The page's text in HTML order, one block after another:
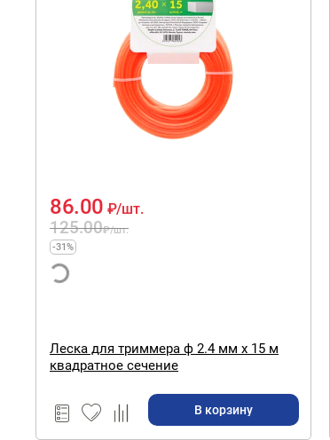
125.00₽/шт.
86.00 ₽/шт.
-31%
Леска для триммера ф 2.4 мм х 15 м
квадратное сечение
В корзину